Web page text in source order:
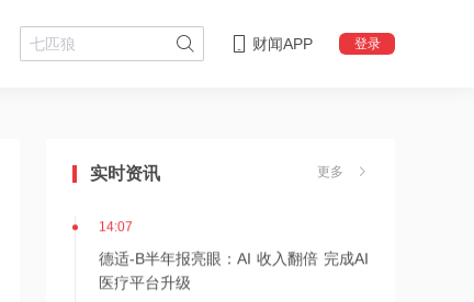
财闻APP 登录
实时资讯 更多
14:07
德适-B半年报亮眼：AI 收入翻倍 完成AI
医疗平台升级